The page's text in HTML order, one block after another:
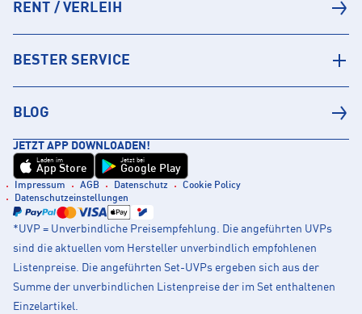
RENT / VERLEIH
BESTER SERVICE
BLOG
JETZT APP DOWNLOADEN!
Laden im
App Store
Jetzt bei
Google Play
Impressum AGB Datenschutz
Cookie Policy
Datenschutzeinstellungen
*UVP = Unverbindliche Preisempfehlung. Die angeführten UVPs
sind die aktuellen vom Hersteller unverbindlich empfohlenen
Listenpreise. Die angeführten Set-UVPs ergeben sich aus der
Summe der unverbindlichen Listenpreise der im Set enthaltenen
Einzelartikel.